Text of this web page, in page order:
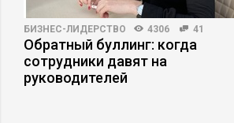
БИЗНЕС-ЛИДЕРСТВО 4306 41
Обратный буллинг: когда
сотрудники давят на
руководителей